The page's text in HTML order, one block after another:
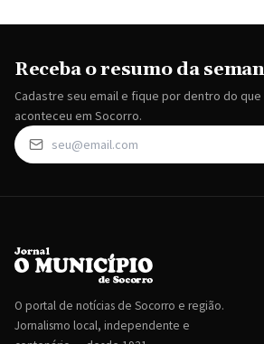
Receba o resumo da
Cadastre seu email e fique por dentro do que
aconteceu em Socorro.
O portal de notícias de Socorro e região.
Jornalismo local, independente e